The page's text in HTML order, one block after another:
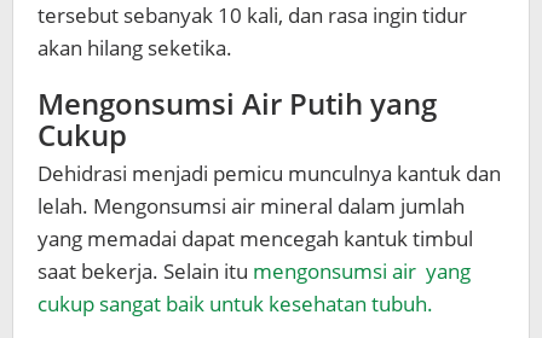
tersebut sebanyak 10 kali, dan rasa ingin tidur
akan hilang seketika.
Mengonsumsi Air Putih yang
Cukup
Dehidrasi menjadi pemicu munculnya kantuk dan
lelah. Mengonsumsi air mineral dalam jumlah
yang memadai dapat mencegah kantuk timbul
saat bekerja. Selain itu mengonsumsi air yang
cukup sangat baik untuk kesehatan tubuh.